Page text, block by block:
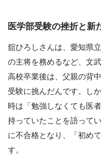
医学部受験の挫折と新
舘ひろしさんは、愛知県
の主将を務めるなど、文
高校卒業後は、父親の背
受験に挑んだんです。し
時は「勉強しなくても医
持っていたことを語って
に不合格となり、「初め
す。